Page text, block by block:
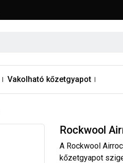
Vakolható kőzetgyapot
Rockwool
A Rockwool
kőzetgyapot